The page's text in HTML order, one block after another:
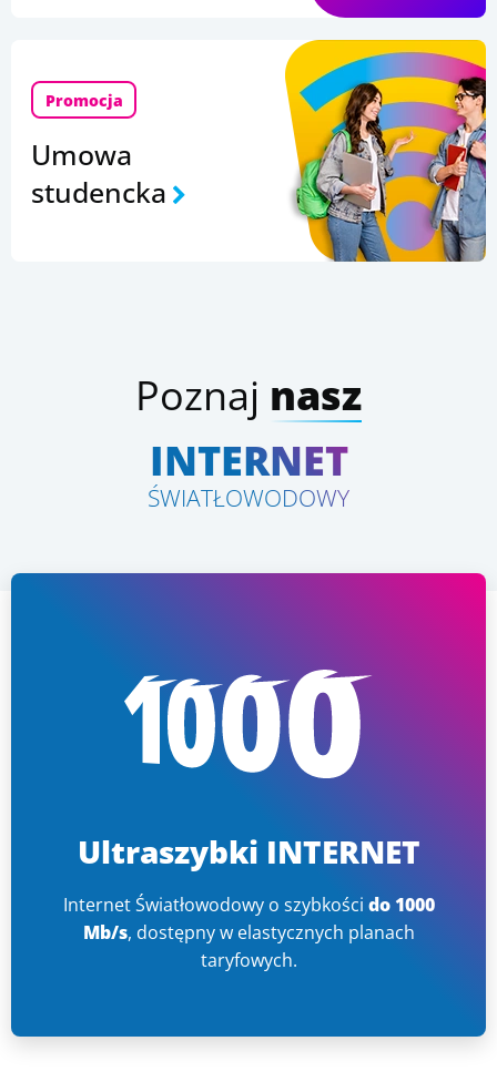
Promocja
Umowa
studencka
Poznaj nasz
INTERNET
ŚWIATŁOWODOWY
Ultraszybki INTERNET
Internet Światłowodowy o szybkości do 1000
Mb/s, dostępny w elastycznych planach
taryfowych.